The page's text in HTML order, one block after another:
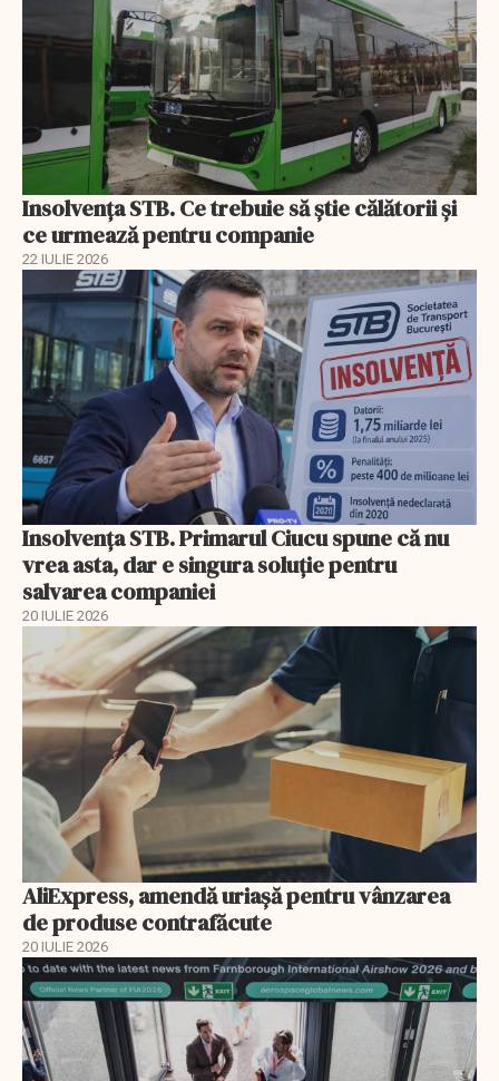
Insolvenţa STB. Ce trebuie să ştie călătorii şi
ce urmează pentru companie
22 IULIE 2026
Insolvenţa STB. Primarul Ciucu spune că nu
vrea asta, dar e singura soluţie pentru
salvarea companiei
20 IULIE 2026
AliExpress, amendă uriaşă pentru vânzarea
de produse contrafăcute
20 IULIE 2026